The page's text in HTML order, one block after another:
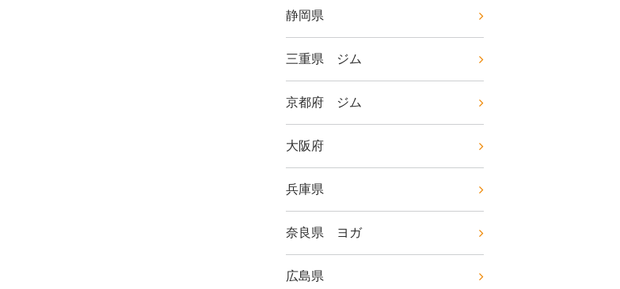
静岡県
三重県 ジム
京都府 ジム
大阪府
兵庫県
奈良県 ヨガ
広島県